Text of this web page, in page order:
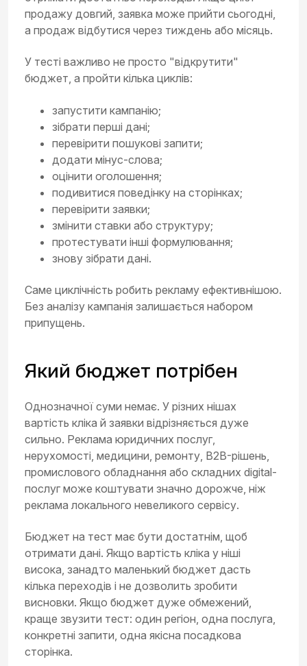
продажу довгий, заявка може прийти сьогодні,
а продаж відбутися через тиждень або місяць.
У тесті важливо не просто "відкрутити"
бюджет, а пройти кілька циклів:
запустити кампанію;
зібрати перші дані;
перевірити пошукові запити;
додати мінус-слова;
оцінити оголошення;
подивитися поведінку на сторінках;
перевірити заявки;
змінити ставки або структуру;
протестувати інші формулювання;
знову зібрати дані.
Саме циклічність робить рекламу ефективнішою.
Без аналізу кампанія залишається набором
припущень.
Який бюджет потрібен
Однозначної суми немає. У різних нішах
вартість кліка й заявки відрізняється дуже
сильно. Реклама юридичних послуг,
нерухомості, медицини, ремонту, B2B-рішень,
промислового обладнання або складних digital-
послуг може коштувати значно дорожче, ніж
реклама локального невеликого сервісу.
Бюджет на тест має бути достатнім, щоб
отримати дані. Якщо вартість кліка у ніші
висока, занадто маленький бюджет дасть
кілька переходів і не дозволить зробити
висновки. Якщо бюджет дуже обмежений,
краще звузити тест: один регіон, одна послуга,
конкретні запити, одна якісна посадкова
сторінка.